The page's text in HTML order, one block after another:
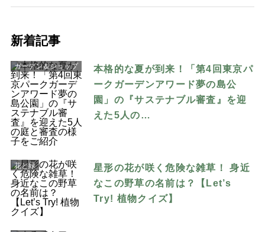
新着記事
ガーデン＆ショップ
本格的な夏が到来！「第4回東京パ
ークガーデンアワード夢の島公
園」の『サステナブル審査』を迎
えた5人の…
花と緑
星形の花が咲く危険な雑草！ 身近
なこの野草の名前は？【Let’s
Try! 植物クイズ】